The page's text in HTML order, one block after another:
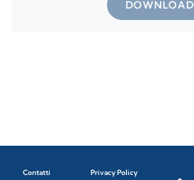
DOWNLOAD
Contatti Privacy Policy